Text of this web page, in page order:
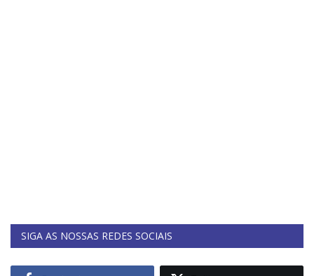
SIGA AS NOSSAS REDES SOCIAIS